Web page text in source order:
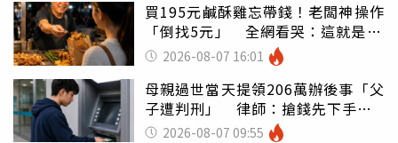
買195元鹹酥雞忘帶錢！老闆神操作
「倒找5元」 全網看哭：這就是台
灣 2026-08-07 16:01
母親過世當天提領206萬辦後事「父
子遭判刑」 律師：搶錢先下手是
罪 2026-08-07 09:55